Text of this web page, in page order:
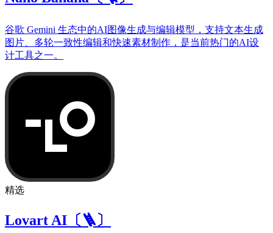
谷歌 Gemini 生态中的AI图像生成与编辑模型，支持文本生成
图片、多轮一致性编辑和快速素材制作，是当前热门的AI设
计工具之一。
精选
Lovart AI〔🪜〕